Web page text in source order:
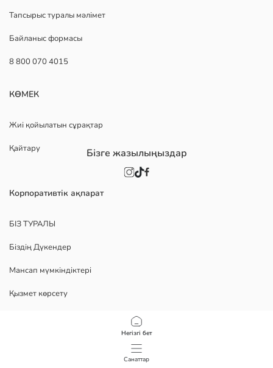
Негізгі бет
Санаттар
Тапсырыс туралы мәлімет
Байланыс формасы
8 800 070 4015
КӨМЕК
Жиі қойылатын сұрақтар
Қайтару
Корпоративтік ақпарат
БІЗ ТУРАЛЫ
Біздің Дүкендер
Мансап мүмкіндіктері
Қызмет көрсету
Бізге жазылыңыздар